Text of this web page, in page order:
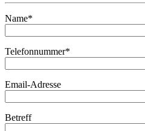
Name*
Telefonnummer*
Email-Adresse
Betreff